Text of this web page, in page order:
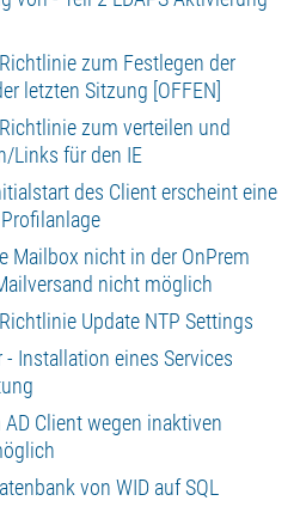
zum Festlegen der
letzten Sitzung [OFFEN]
zum verteilen und
Links für den IE
des Client erscheint eine
Mailbox nicht in der OnPrem
nicht möglich
Update NTP Settings
Installation eines Services
Client wegen inaktiven
von WID auf SQL